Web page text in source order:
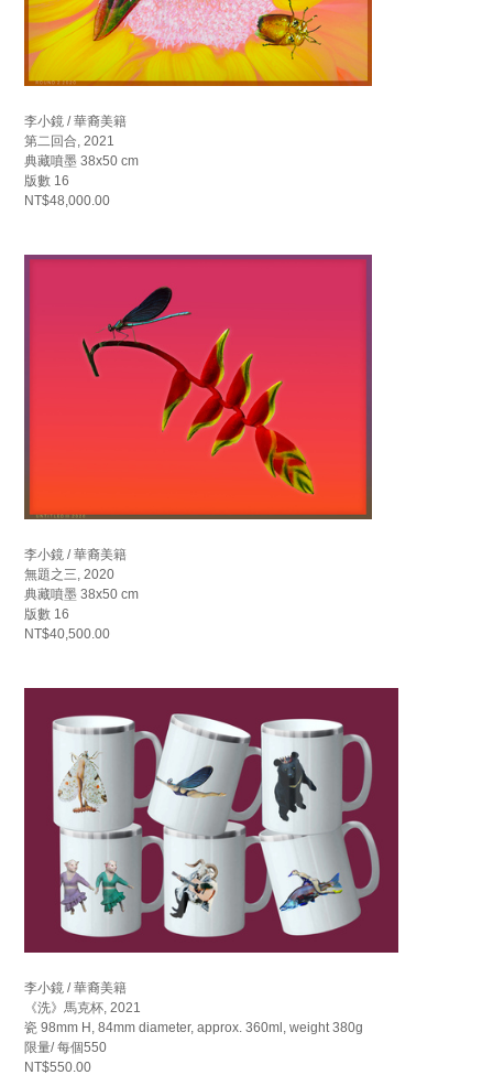
李小鏡 / 華裔美籍
第二回合, 2021
典藏噴墨 38x50 cm
版數 16
NT$48,000.00
李小鏡 / 華裔美籍
無題之三, 2020
典藏噴墨 38x50 cm
版數 16
NT$40,500.00
李小鏡 / 華裔美籍
《洗》馬克杯, 2021
瓷 98mm H, 84mm diameter, approx. 360ml, weight 380g
限量/ 每個550
NT$550.00